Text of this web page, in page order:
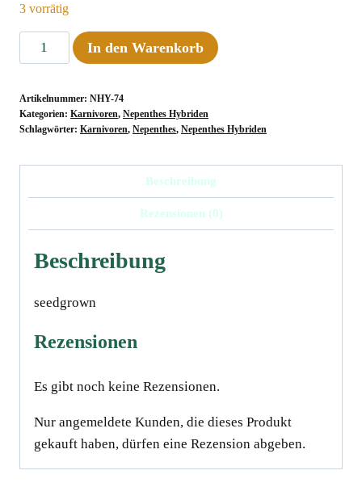
3 vorrätig
Nepenthes
glandulifera
trusmadiensis,
12-
Menge
In den Warenkorb
Artikelnummer: NHY-74
Kategorien: Karnivoren, Nepenthes Hybriden
Schlagwörter: Karnivoren, Nepenthes, Nepenthes Hybriden
Beschreibung
Rezensionen (0)
Beschreibung
seedgrown
Rezensionen
Es gibt noch keine Rezensionen.
Nur angemeldete Kunden, die dieses Produkt
gekauft haben, dürfen eine Rezension abgeben.